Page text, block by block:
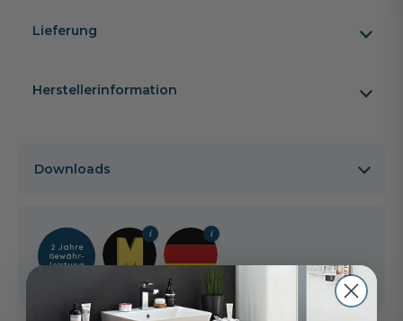
Lieferung
Herstellerinformation
Downloads
2 Jahre
Gewähr­
leistung